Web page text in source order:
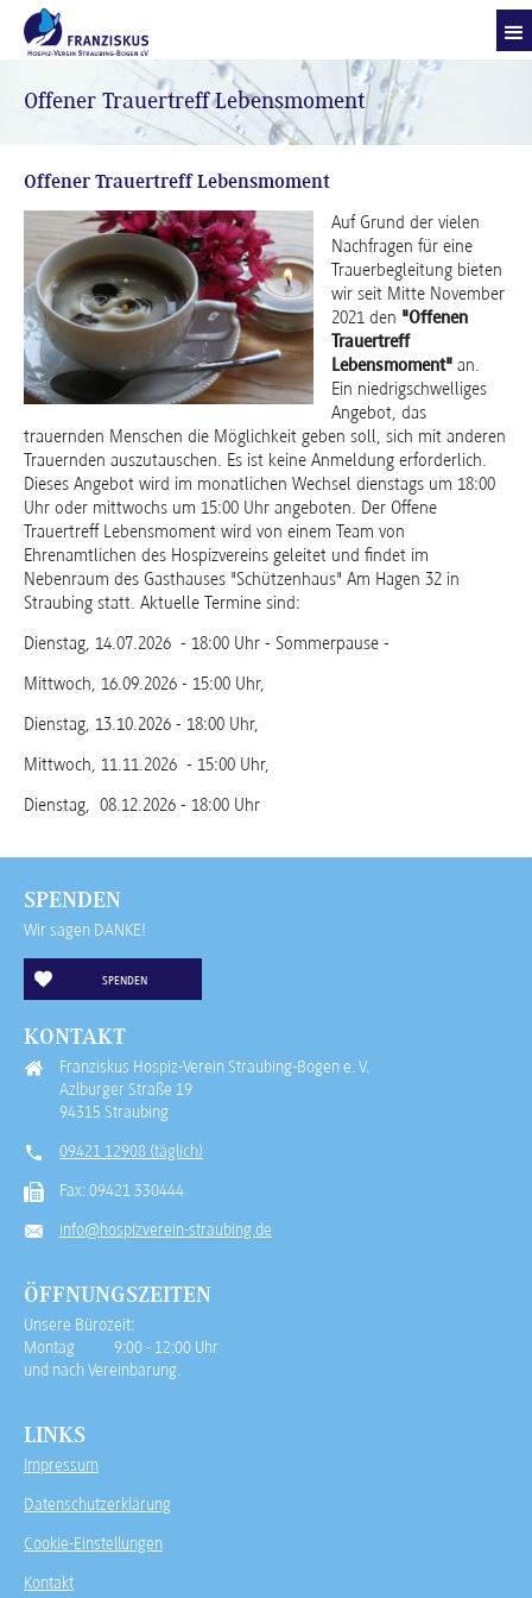
Offener Trauertreff Lebensmoment
Offener Trauertreff Lebensmoment
Auf Grund der vielen
Nachfragen für eine
Trauerbegleitung bieten
wir seit Mitte November
2021 den "Offenen
Trauertreff
Lebensmoment" an.
Ein niedrigschwelliges
Angebot, das
trauernden Menschen die Möglichkeit geben soll, sich mit anderen
Trauernden auszutauschen. Es ist keine Anmeldung erforderlich.
Dieses Angebot wird im monatlichen Wechsel dienstags um 18:00
Uhr oder mittwochs um 15:00 Uhr angeboten. Der Offene
Trauertreff Lebensmoment wird von einem Team von
Ehrenamtlichen des Hospizvereins geleitet und findet im
Nebenraum des Gasthauses "Schützenhaus" Am Hagen 32 in
Straubing statt. Aktuelle Termine sind:
Dienstag, 14.07.2026 - 18:00 Uhr - Sommerpause -
Mittwoch, 16.09.2026 - 15:00 Uhr,
Dienstag, 13.10.2026 - 18:00 Uhr,
Mittwoch, 11.11.2026 - 15:00 Uhr,
Dienstag, 08.12.2026 - 18:00 Uhr
SPENDEN
Wir sagen DANKE!
SPENDEN
KONTAKT
Franziskus Hospiz-Verein Straubing-Bogen e. V.
Azlburger Straße 19
94315 Straubing
09421 12908 (täglich)
Fax: 09421 330444
info@hospizverein-straubing.de
ÖFFNUNGSZEITEN
Unsere Bürozeit:
Montag 9:00 - 12:00 Uhr
und nach Vereinbarung.
LINKS
Impressum
Datenschutzerklärung
Cookie-Einstellungen
Kontakt